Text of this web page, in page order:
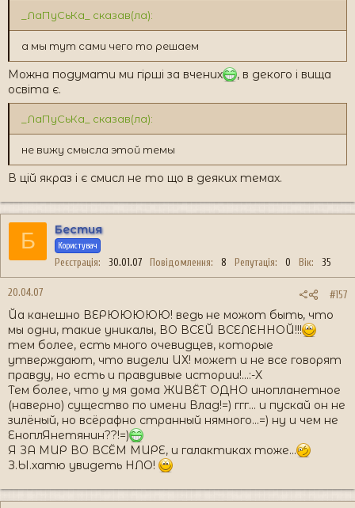
_ЛаПуСьКа_ сказав(ла):
а мы тут сами чего то решаем
Можна подумати ми гірші за вчених
, в декого і вища
освіта є.
_ЛаПуСьКа_ сказав(ла):
не вижу смысла этой темы
В цій якраз і є смисл не то що в деяких темах.
Б Бестия
Користувач
Реєстрація 30.01.07 Повідомлення 8 Репутація 0 Вік 35
20.04.07 #157
Йа канешно ВЕРЮЮЮЮЮ! ведь не можот быть, что
мы одни, такие уникалы, ВО ВСЕЙ ВСЕЛЕННОЙ!!!
тем более, есть много очевидцев, которые
утверждают, что видели ИХ! может и не все говорят
правду, но есть и правдивые истории!...:-X
Тем более, что у мя дома ЖИВЁТ ОДНО инопланетное
(наверно) существо по имени Влад!=) ггг... и пускай он не
зилёный, но всёрафно странный нямного...=) ну и чем не
ЕноплЯнетянин??!=)
Я ЗА МИР ВО ВСЁМ МИРЕ, и галактиках тоже...
З.Ы.хатю увидеть НЛО!